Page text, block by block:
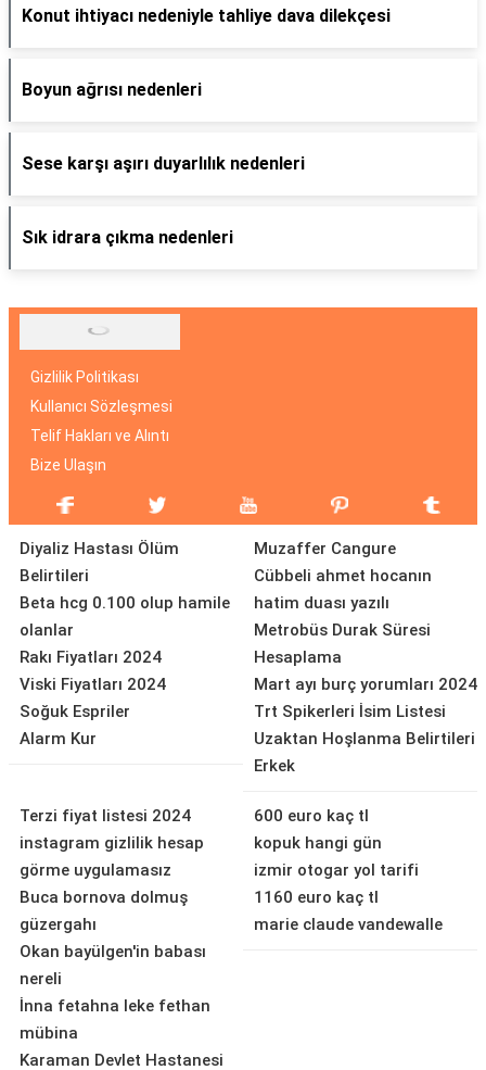
Konut ihtiyacı nedeniyle tahliye dava dilekçesi
Boyun ağrısı nedenleri
Sese karşı aşırı duyarlılık nedenleri
Sık idrara çıkma nedenleri
Gizlilik Politikası
Kullanıcı Sözleşmesi
Telif Hakları ve Alıntı
Bize Ulaşın
Diyaliz Hastası Ölüm
Belirtileri
Beta hcg 0.100 olup hamile
olanlar
Rakı Fiyatları 2024
Viski Fiyatları 2024
Soğuk Espriler
Alarm Kur
Muzaffer Cangure
Cübbeli ahmet hocanın
hatim duası yazılı
Metrobüs Durak Süresi
Hesaplama
Mart ayı burç yorumları 2024
Trt Spikerleri İsim Listesi
Uzaktan Hoşlanma Belirtileri
Erkek
Terzi fiyat listesi 2024
instagram gizlilik hesap
görme uygulamasız
Buca bornova dolmuş
güzergahı
Okan bayülgen'in babası
nereli
İnna fetahna leke fethan
mübina
Karaman Devlet Hastanesi
600 euro kaç tl
kopuk hangi gün
izmir otogar yol tarifi
1160 euro kaç tl
marie claude vandewalle